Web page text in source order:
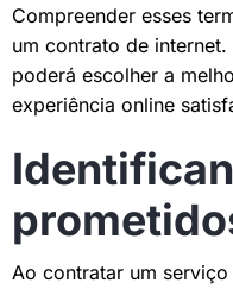
Compreender esses
um contrato de
poderá escolher a
experiência online
Ao contratar um